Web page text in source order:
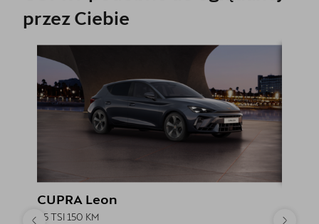
przez Ciebie
CUPRA Leon
1.5 TSI 150 KM 2.0 TSI